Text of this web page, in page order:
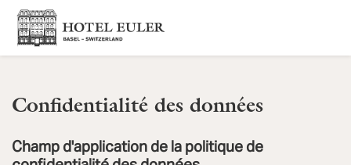
Confidentialité des données
Champ d'application de la politique de